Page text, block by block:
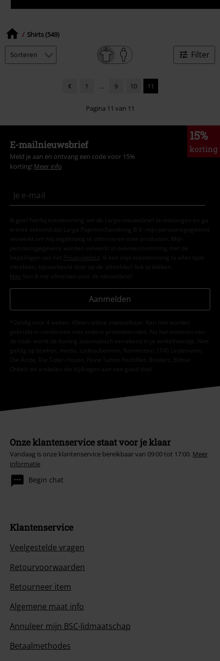
Shirts (549)
Filter
1 ... 9 10 11
Pagina 11 van 11
15%
korting
E-mailnieuwsbrief
Meld je aan en ontvang een code voor 15%
korting! Meer info
Ik geef hierbij toestemming om de Large-nieuwsbrief te ontvangen en ga
ermee akkoord dat Large Popmerchandising B.V. mijn persoonsgegevens
verwerkt om mij regelmatig te informeren over producten. Mijn
persoonsgegevens worden verwerkt in overeenstemming met de
bepalingen van het
Privacybeleid . Ik kan mijn toestemming te allen tijde
intrekken, bijvoorbeeld door op de ‘afmelden’-link te klikken.
Hier kan ik me afmelden voor de nieuwsbrief.
Aanmelden
*Geldig voor 4 weken. Alleen online inwisselbaar. Kan niet worden
gebruikt in combinatie met andere promotiecodes. Na het invoeren van
de code wordt de korting automatisch verrekend in je winkelmandje. Niet
geldig op boeken, media, cadeaubonnen, Rammstein, (Till) Lindemann,
Die Ärzte, Die Toten Hosen, Feine Sahne Fischfilet, Broilers, Böhse
Onkelz en artikelen die bijdragen aan een goed doel.
Onze klantenservice staat voor je klaar
Vandaag is onze klantenservice bereikbaar van 09:00 tot 17:00. Meer
informatie
Begin chat
Klantenservice
Veelgestelde vragen
Retourvoorwaarden
Retourneer item
Algemene maat info
Annuleer mijn BSC-lidmaatschap
Betaalmethodes